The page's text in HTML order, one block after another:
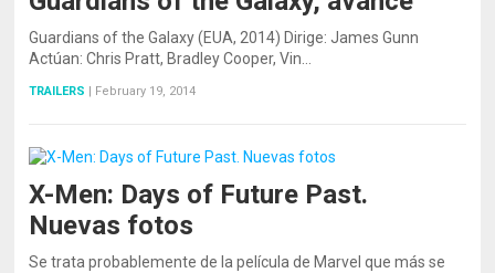
Guardians of the Galaxy (EUA, 2014) Dirige: James Gunn
Actúan: Chris Pratt, Bradley Cooper, Vin…
TRAILERS | February 19, 2014
X-Men: Days of Future Past.
Nuevas fotos
Se trata probablemente de la película de Marvel que más se